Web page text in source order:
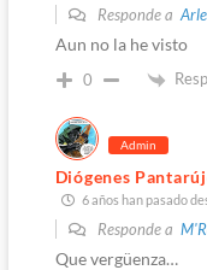
Responde a
Aun no la he visto
0
Admin
Diógenes
6 años han pasado
Responde a
Que vergüenza…